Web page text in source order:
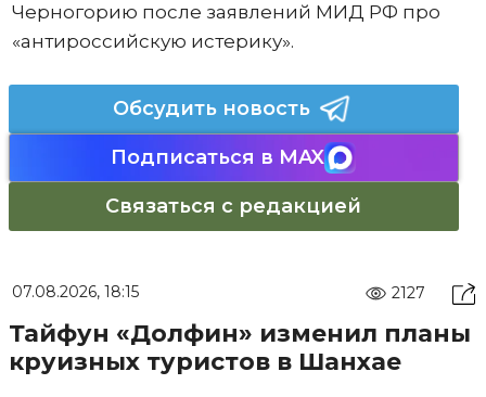
Черногорию после заявлений МИД РФ про
«антироссийскую истерику».
Обсудить новость
Подписаться в MAX
Связаться с редакцией
07.08.2026, 18:15 2127
Тайфун «Долфин» изменил планы
круизных туристов в Шанхае